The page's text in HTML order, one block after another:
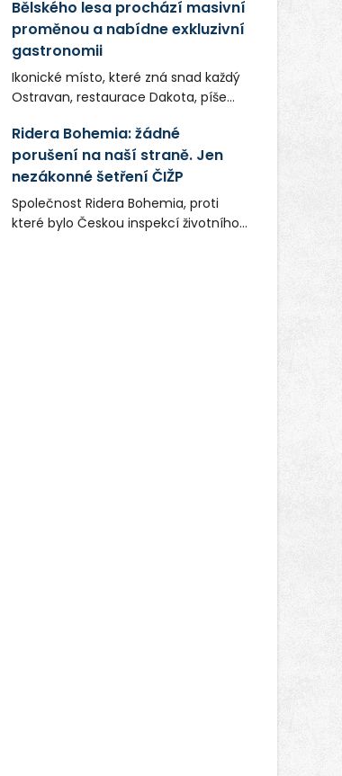
Bělského lesa prochází masivní
proměnou a nabídne exkluzivní
gastronomii
Ikonické místo, které zná snad každý
Ostravan, restaurace Dakota, píše
společnost Dang Investment Group
s.r.o. investuje do projektu přes 50
milionů korun. Cílem je přinést
Ostravě dva špičkové gastronomické
koncepty, které v regionu dosud
chyběly, luxusní středomořskou
Ridera Bohemia: žádné
porušení na naší straně. Jen
nezákonné šetření ČIŽP
Společnost Ridera Bohemia, proti
které bylo Českou inspekcí životního